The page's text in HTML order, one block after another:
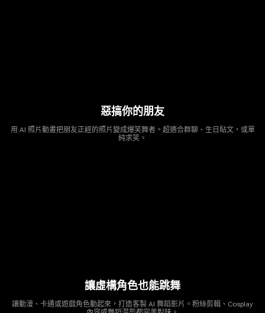
惡搞你的朋友
用 AI 照片動畫把朋友正經的照片變成爆笑舞者。超適合群聊、生日貼文，或單
純求笑。
讓虛構角色也能跳舞
讓動漫、卡通或遊戲角色動起來，打造客製 AI 舞蹈影片。粉絲剪輯、Cosplay